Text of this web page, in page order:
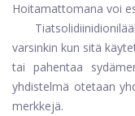
Hoitamattomana voi
varsinkin kun sitä
tai pahentaa
yhdistelmä otetaan
merkkejä.